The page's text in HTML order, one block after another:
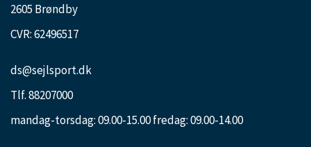
2605 Brøndby
CVR: 62496517
ds@sejlsport.dk
Tlf. 88207000
mandag-torsdag: 09.00-15.00 fredag: 09.00-14.00